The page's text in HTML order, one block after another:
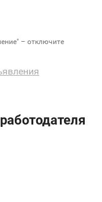
– отключите